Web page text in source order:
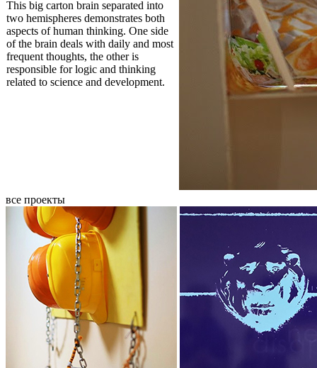
This big carton brain separated into
two hemispheres demonstrates both
aspects of human thinking. One side
of the brain deals with daily and most
frequent thoughts, the other is
responsible for logic and thinking
related to science and development.
все проекты